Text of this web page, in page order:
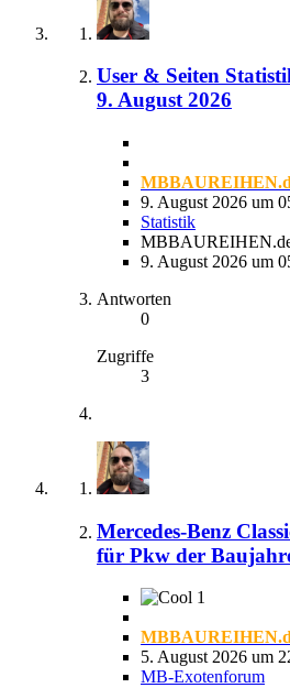
User & Seiten
9. August 2026
9. August 2026 um
Statistik
9. August 2026 um
Antworten
0
Zugriffe
3
Mercedes-Benz
für Pkw der
1
5. August 2026 um
MB-Exotenforum